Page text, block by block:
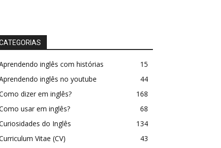
inglês com histórias
15
inglês no youtube
44
dizer em inglês?
168
usar em inglês?
68
do Inglês
134
Vitae (CV)
43